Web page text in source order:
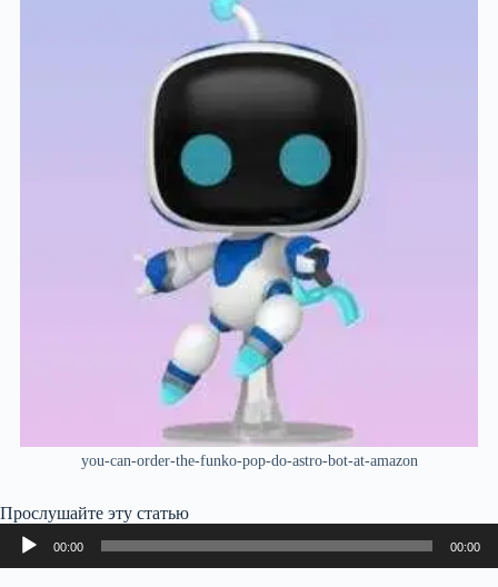
you-can-order-the-funko-pop-do-astro-bot-at-amazon
Прослушайте эту статью
Аудиоплеер
00:00 00:00